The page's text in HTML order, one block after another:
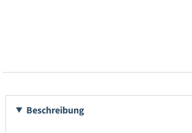
Beschreibung